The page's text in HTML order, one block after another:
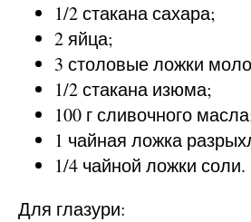
1/2 стакана сахара;
2 яйца;
3 столовые ложки
1/2 стакана изюма;
100 г сливочного
1 чайная ложка
1/4 чайной ложки соли.
Для глазури: